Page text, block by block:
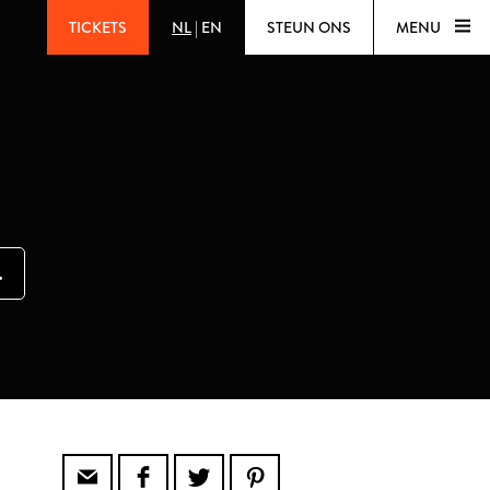
TICKETS NL | EN STEUN ONS MENU